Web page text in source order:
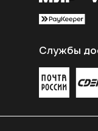
Службы